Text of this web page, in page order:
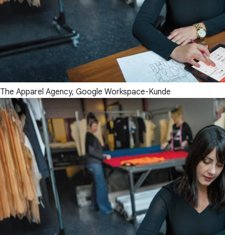
The Apparel Agency, Google Workspace-Kunde